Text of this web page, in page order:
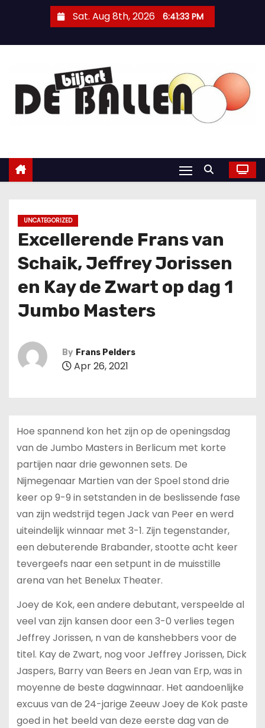
Sat. Aug 8th, 2026 6:41:34 PM
UNCATEGORIZED
Excellerende Frans van
Schaik, Jeffrey Jorissen
en Kay de Zwart op dag 1
Jumbo Masters
By Frans Pelders
Apr 26, 2021
Hoe spannend kon het zijn op de openingsdag
van de Jumbo Masters in Berlicum met korte
partijen naar drie gewonnen sets. De
Nijmegenaar Martien van der Spoel stond drie
keer op 9-9 in setstanden in de beslissende fase
van zijn wedstrijd tegen Jack van Peer en werd
uiteindelijk winnaar met 3-1. Zijn tegenstander,
een debuterende Brabander, stootte acht keer
tevergeefs naar een setpunt in de muisstille
arena van het Benelux Theater.
Joey de Kok, een andere debutant, verspeelde al
veel van zijn kansen door een 3-0 verlies tegen
Jeffrey Jorissen, n van de kanshebbers voor de
titel. Kay de Zwart, nog voor Jeffrey Jorissen, Dick
Jaspers, Barry van Beers en Jean van Erp, was in
moyenne de beste dagwinnaar. Het aandoenlijke
excuus van de 24-jarige Zeeuw Joey de Kok paste
goed in het beeld van deze eerste dag van de